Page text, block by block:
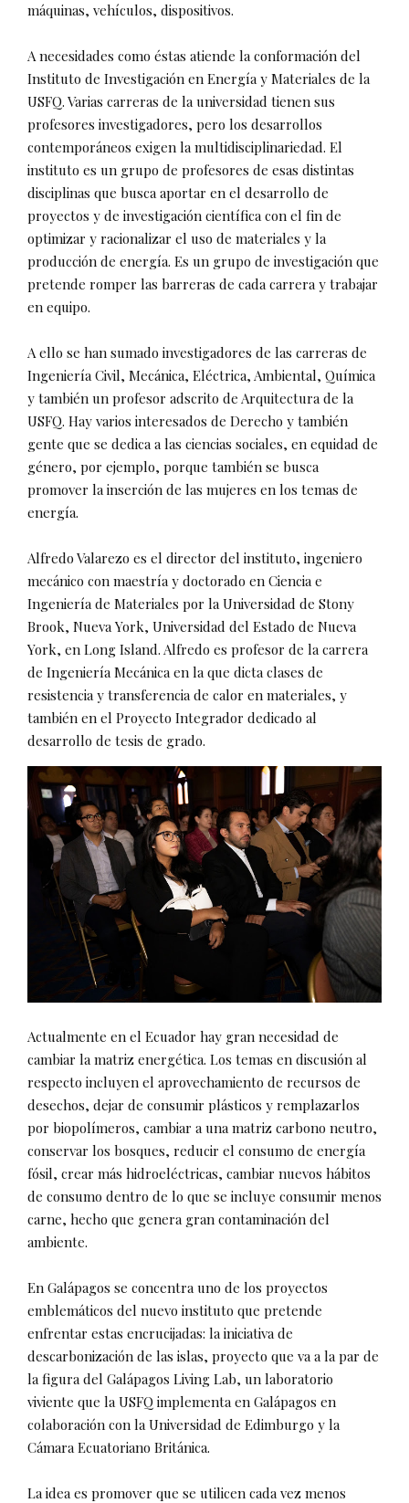
máquinas, vehículos, dispositivos.
A necesidades como éstas atiende la conformación del
Instituto de Investigación en Energía y Materiales de la
USFQ. Varias carreras de la universidad tienen sus
profesores investigadores, pero los desarrollos
contemporáneos exigen la multidisciplinariedad. El
instituto es un grupo de profesores de esas distintas
disciplinas que busca aportar en el desarrollo de
proyectos y de investigación científica con el fin de
optimizar y racionalizar el uso de materiales y la
producción de energía. Es un grupo de investigación que
pretende romper las barreras de cada carrera y trabajar
en equipo.
A ello se han sumado investigadores de las carreras de
Ingeniería Civil, Mecánica, Eléctrica, Ambiental, Química
y también un profesor adscrito de Arquitectura de la
USFQ. Hay varios interesados de Derecho y también
gente que se dedica a las ciencias sociales, en equidad de
género, por ejemplo, porque también se busca
promover la inserción de las mujeres en los temas de
energía.
Alfredo Valarezo es el director del instituto, ingeniero
mecánico con maestría y doctorado en Ciencia e
Ingeniería de Materiales por la Universidad de Stony
Brook, Nueva York, Universidad del Estado de Nueva
York, en Long Island. Alfredo es profesor de la carrera
de Ingeniería Mecánica en la que dicta clases de
resistencia y transferencia de calor en materiales, y
también en el Proyecto Integrador dedicado al
desarrollo de tesis de grado.
Actualmente en el Ecuador hay gran necesidad de
cambiar la matriz energética. Los temas en discusión al
respecto incluyen el aprovechamiento de recursos de
desechos, dejar de consumir plásticos y remplazarlos
por biopolímeros, cambiar a una matriz carbono neutro,
conservar los bosques, reducir el consumo de energía
fósil, crear más hidroeléctricas, cambiar nuevos hábitos
de consumo dentro de lo que se incluye consumir menos
carne, hecho que genera gran contaminación del
ambiente.
En Galápagos se concentra uno de los proyectos
emblemáticos del nuevo instituto que pretende
enfrentar estas encrucijadas: la iniciativa de
descarbonización de las islas, proyecto que va a la par de
la figura del Galápagos Living Lab, un laboratorio
viviente que la USFQ implementa en Galápagos en
colaboración con la Universidad de Edimburgo y la
Cámara Ecuatoriano Británica.
La idea es promover que se utilicen cada vez menos